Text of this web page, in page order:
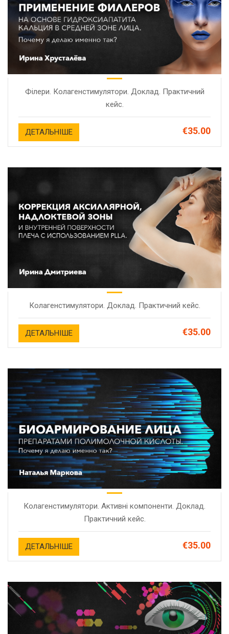
Філери. Колагенстимулятори. Доклад. Практичний
кейс.
ДЕТАЛЬНІШЕ €35.00
Колагенстимулятори. Доклад. Практичний кейс.
ДЕТАЛЬНІШЕ €35.00
Колагенстимулятори. Активні компоненти. Доклад.
Практичний кейс.
ДЕТАЛЬНІШЕ €35.00